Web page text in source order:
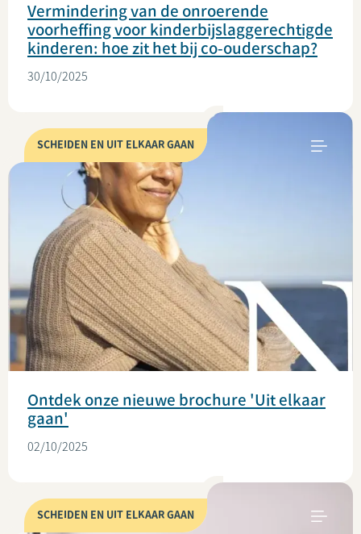
Vermindering van de onroerende
voorheffing voor kinderbijslaggerechtigde
kinderen: hoe zit het bij co-ouderschap?
30/10/2025
SCHEIDEN EN UIT ELKAAR GAAN
Ontdek onze nieuwe brochure 'Uit elkaar
gaan'
02/10/2025
SCHEIDEN EN UIT ELKAAR GAAN